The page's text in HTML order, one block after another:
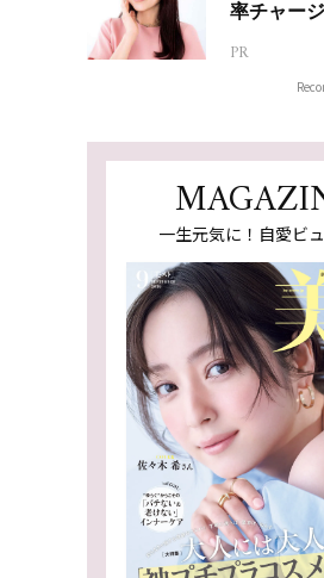
率チャー
PR
一生元気に！自愛ビ